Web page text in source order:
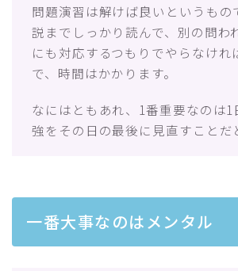
問題演習は解けば良いというもの
説までしっかり読んで、別の問わ
にも対応するつもりでやらなけれ
で、時間はかかります。
なにはともあれ、1番重要なのは1
強をその日の最後に見直すことだ
一番大事なのはメンタル